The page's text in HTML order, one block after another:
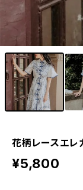
花柄レースエレ
¥5,800